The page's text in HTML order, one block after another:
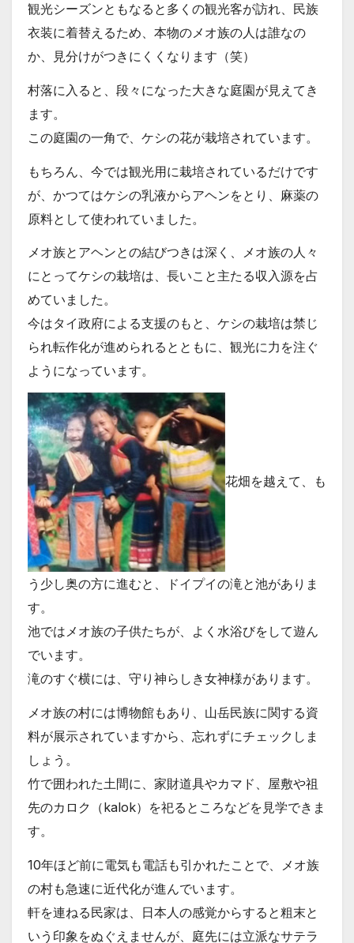
観光シーズンともなると多くの観光客が訪れ、民族
衣装に着替えるため、本物のメオ族の人は誰なの
か、見分けがつきにくくなります（笑）
村落に入ると、段々になった大きな庭園が見えてき
ます。
この庭園の一角で、ケシの花が栽培されています。
もちろん、今では観光用に栽培されているだけです
が、かつてはケシの乳液からアヘンをとり、麻薬の
原料として使われていました。
メオ族とアヘンとの結びつきは深く、メオ族の人々
にとってケシの栽培は、長いこと主たる収入源を占
めていました。
今はタイ政府による支援のもと、ケシの栽培は禁じ
られ転作化が進められるとともに、観光に力を注ぐ
ようになっています。
花畑を越えて、も
う少し奥の方に進むと、ドイプイの滝と池がありま
す。
池ではメオ族の子供たちが、よく水浴びをして遊ん
でいます。
滝のすぐ横には、守り神らしき女神様があります。
メオ族の村には博物館もあり、山岳民族に関する資
料が展示されていますから、忘れずにチェックしま
しょう。
竹で囲われた土間に、家財道具やカマド、屋敷や祖
先のカロク（kalok）を祀るところなどを見学できま
す。
10年ほど前に電気も電話も引かれたことで、メオ族
の村も急速に近代化が進んでいます。
軒を連ねる民家は、日本人の感覚からすると粗末と
いう印象をぬぐえませんが、庭先には立派なサテラ